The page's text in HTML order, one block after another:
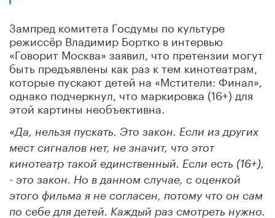
Зампред комитета Госдумы по культуре
режиссёр Владимир Бортко в интервью
«Говорит Москва» заявил, что претензии могут
быть предъявлены как раз к тем кинотеатрам,
которые пускают детей на «Мстители: Финал»,
однако подчеркнул, что маркировка (16+) для
этой картины необъективна.
«Да, нельзя пускать. Это закон. Если из других
мест сигналов нет, не значит, что этот
кинотеатр такой единственный. Если есть (16+),
- это закон. Но в данном случае, с оценкой
этого фильма я не согласен, потому что он сам
по себе для детей. Каждый раз смотреть нужно.